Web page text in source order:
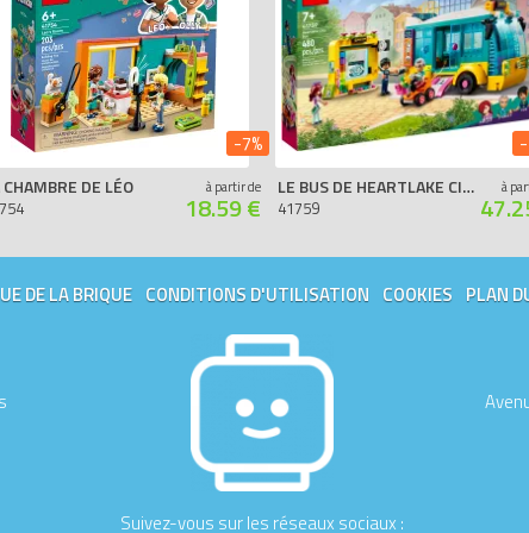
CHAMBRE DE LÉO à partir de
18.59 €
-7%
LE BUS DE HEARTLAKE CITY
41759
à
DE LA BRIQUE CONDITIONS D'UTILISATION COOKIES PLAN
Suivez-vous sur les réseaux sociaux :